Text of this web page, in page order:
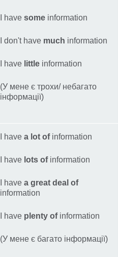
I have some information
I don't have much information
I have little information
(У мене є трохи/ небагато
інформації)
I have a lot ofinformation
I have lots ofinformation
I have a great deal of
information
I have plenty ofinformation
(У мене є багато інформації)